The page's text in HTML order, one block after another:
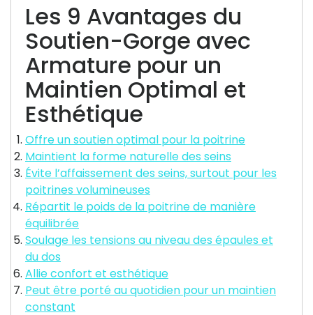
Les 9 Avantages du
Soutien-Gorge avec
Armature pour un
Maintien Optimal et
Esthétique
Offre un soutien optimal pour la poitrine
Maintient la forme naturelle des seins
Évite l’affaissement des seins, surtout pour les
poitrines volumineuses
Répartit le poids de la poitrine de manière
équilibrée
Soulage les tensions au niveau des épaules et
du dos
Allie confort et esthétique
Peut être porté au quotidien pour un maintien
constant